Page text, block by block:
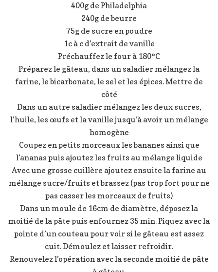
400g de Philadelphia
240g de beurre
75g de sucre en poudre
1c à c d’extrait de vanille
Préchauffez le four à 180°C
Préparez le gâteau, dans un saladier mélangez la
farine, le bicarbonate, le sel et les épices. Mettre de
côté
Dans un autre saladier mélangez les deux sucres,
l’huile, les œufs et la vanille jusqu’à avoir un mélange
homogène
Coupez en petits morceaux les bananes ainsi que
l’ananas puis ajoutez les fruits au mélange liquide
Avec une grosse cuillère ajoutez ensuite la farine au
mélange sucre/fruits et brassez (pas trop fort pour ne
pas casser les morceaux de fruits)
Dans un moule de 16cm de diamètre, déposez la
moitié de la pâte puis enfournez 35 min. Piquez avec la
pointe d’un couteau pour voir si le gâteau est assez
cuit. Démoulez et laisser refroidir.
Renouvelez l’opération avec la seconde moitié de pâte